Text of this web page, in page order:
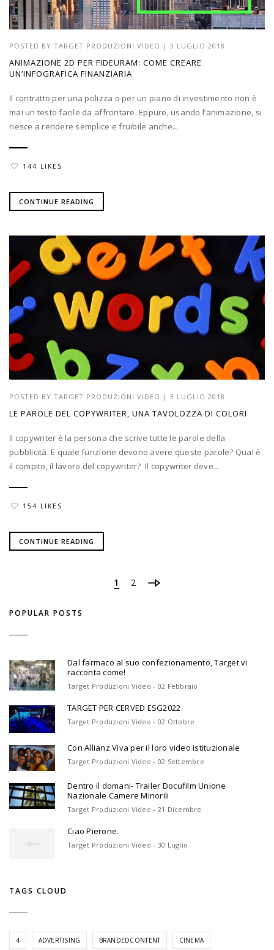
POSTED BY TARGET PRODUZIONI VIDEO | 3 LUGLIO 2018
ANIMAZIONE 2D PER FIDEURAM: COME CREARE
UN’INFOGRAFICA FINANZIARIA
Il contratto per una polizza o per un piano di investimento non è
mai un testo facile da affrontare. Eppure, usando l’animazione, si
riesce a rendere semplice e fruibile anche...
144 LIKES
CONTINUE READING
POSTED BY TARGET PRODUZIONI VIDEO | 3 LUGLIO 2018
LE PAROLE DEL COPYWRITER, UNA TAVOLOZZA DI COLORI
Il copywriter è la persona che scrive tutte le parole della
pubblicità. E quale funzione devono avere queste parole? Qual è
il compito, il lavoro del copywriter? Il copywriter deve...
154 LIKES
CONTINUE READING
1 2
POPULAR POSTS
Dal farmaco al suo confezionamento, Target vi
racconta come!
Target Produzioni Video - 02 Febbraio
TARGET PER CERVED ESG2022
Target Produzioni Video - 02 Ottobre
Con Allianz Viva per il loro video istituzionale
Target Produzioni Video - 02 Settembre
Dentro il domani- Trailer Docufilm Unione
Nazionale Camere Minorili
Target Produzioni Video - 21 Dicembre
Ciao Pierone.
Target Produzioni Video - 30 Luglio
TAGS CLOUD
4 ADVERTISING BRANDEDCONTENT CINEMA